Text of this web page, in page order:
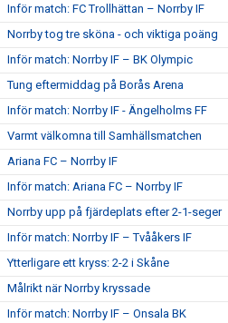
Inför match: FC Trollhättan – Norrby IF
Norrby tog tre sköna - och viktiga poäng
Inför match: Norrby IF – BK Olympic
Tung eftermiddag på Borås Arena
Inför match: Norrby IF - Ängelholms FF
Varmt välkomna till Samhällsmatchen
Ariana FC – Norrby IF
Inför match: Ariana FC – Norrby IF
Norrby upp på fjärdeplats efter 2-1-seger
Inför match: Norrby IF – Tvååkers IF
Ytterligare ett kryss: 2-2 i Skåne
Målrikt när Norrby kryssade
Inför match: Norrby IF – Onsala BK